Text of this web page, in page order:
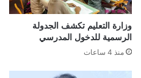
وزارة التعليم تكشف الجدولة
الرسمية للدخول المدرسي
منذ 4 ساعات